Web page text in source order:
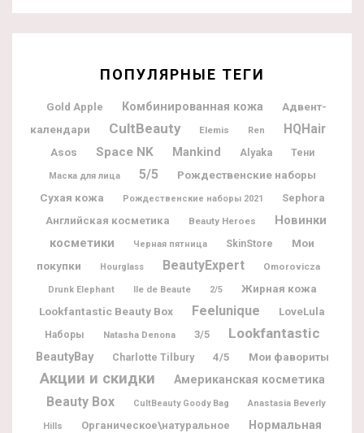
ПОПУЛЯРНЫЕ ТЕГИ
Gold Apple Комбинированная кожа
Адвент-
календари
CultBeauty Elemis Ren HQHair
Asos Space NK Mankind Alyaka Тени
Маска для лица 5/5 Рождественские наборы
Сухая кожа Рождественские наборы 2021
Sephora
Английская косметика
Beauty Heroes
Новинки
косметики
Черная пятница SkinStore
Мои
покупки
Hourglass BeautyExpert Omorovicza
Drunk Elephant Ile de Beaute 2/5
Жирная кожа
Lookfantastic Beauty Box
Feelunique LoveLula
Наборы Natasha Denona 3/5 Lookfantastic
BeautyBay Charlotte Tilbury 4/5 Мои фавориты
Акции и скидки Американская косметика
Beauty Box CultBeauty Goody Bag Anastasia Beverly
Hills Органическое\натуральное
Нормальная